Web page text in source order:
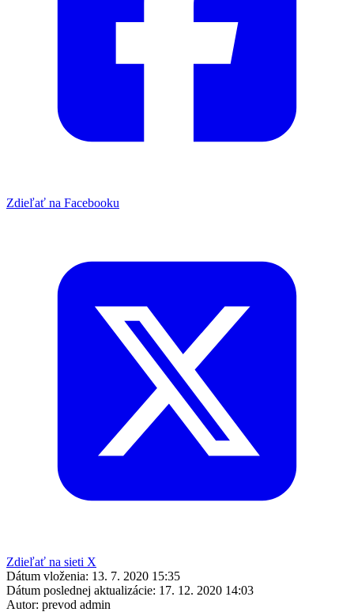
Zdieľať na Facebooku
Zdieľať na sieti X
Dátum vloženia: 13. 7. 2020 15:35
Dátum poslednej aktualizácie: 17. 12. 2020 14:03
Autor: prevod admin